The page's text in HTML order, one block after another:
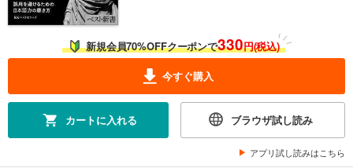
新規会員70%OFFクーポンで330円(税込)
今すぐ購入
カートに入れる ブラウザ試し読み
アプリ試し読みはこちら